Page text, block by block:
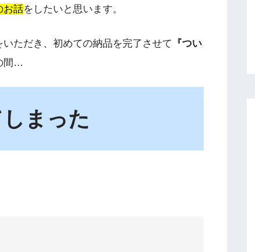
お話をしたいと思います。
ただき、初めての納品を完了させて
『つい
間…
しまった